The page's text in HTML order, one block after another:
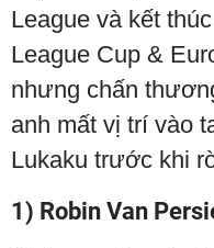
League và kết
League Cup &
nhưng chấn
anh mất vị trí vào
Lukaku trước khi
1) Robin Van